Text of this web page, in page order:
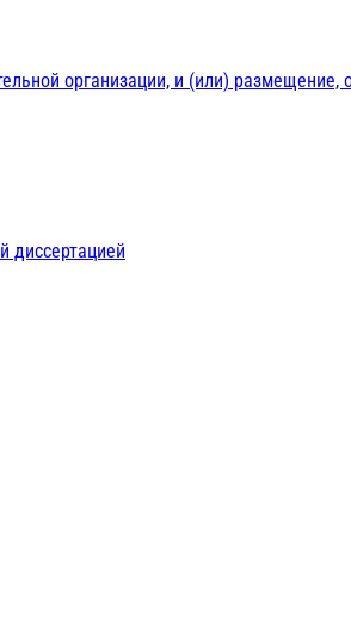
организации, и (или) размещение,
диссертацией